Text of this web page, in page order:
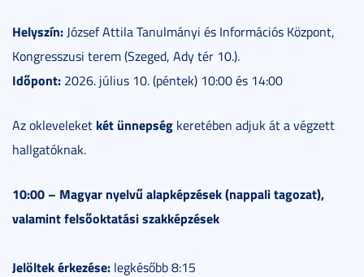
Helyszín: József Attila Tanulmányi és Információs Központ,
Kongresszusi terem (Szeged, Ady tér 10.).
Időpont: 2026. július 10. (péntek) 10:00 és 14:00
Az okleveleket két ünnepség keretében adjuk át a végzett
hallgatóknak.
10:00 – Magyar nyelvű alapképzések (nappali tagozat),
valamint felsőoktatási szakképzések
Jelöltek érkezése: legkésőbb 8:15